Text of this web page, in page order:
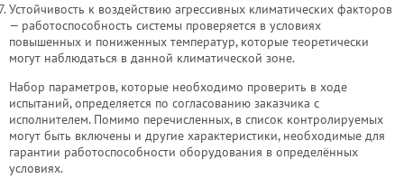
Устойчивость к воздействию агрессивных климатических факторов
— работоспособность системы проверяется в условиях
повышенных и пониженных температур, которые теоретически
могут наблюдаться в данной климатической зоне.
Набор параметров, которые необходимо проверить в ходе
испытаний, определяется по согласованию заказчика с
исполнителем. Помимо перечисленных, в список контролируемых
могут быть включены и другие характеристики, необходимые для
гарантии работоспособности оборудования в определённых
условиях.